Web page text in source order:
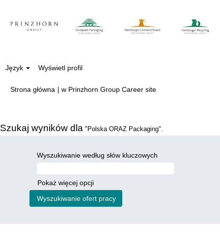
Język Wyświetl profil
Strona główna | w Prinzhorn Group Career site(bieżąca
Szukaj wyników dla "Polska ORAZ Packaging".
Wyszukiwanie według słów kluczowych
Pokaż więcej opcji